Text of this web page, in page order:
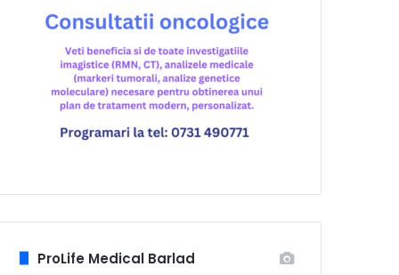
ProLife Medical Barlad